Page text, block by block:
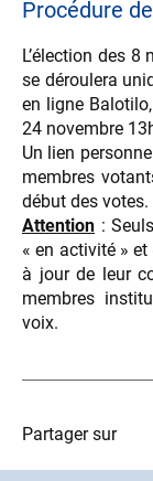
Procédure
L’élection des 8
se déroulera
en ligne
24 novembre
Un lien
membres
début des votes.
Attention :
« en activité »
à jour de leur
membres
voix.
Partager sur